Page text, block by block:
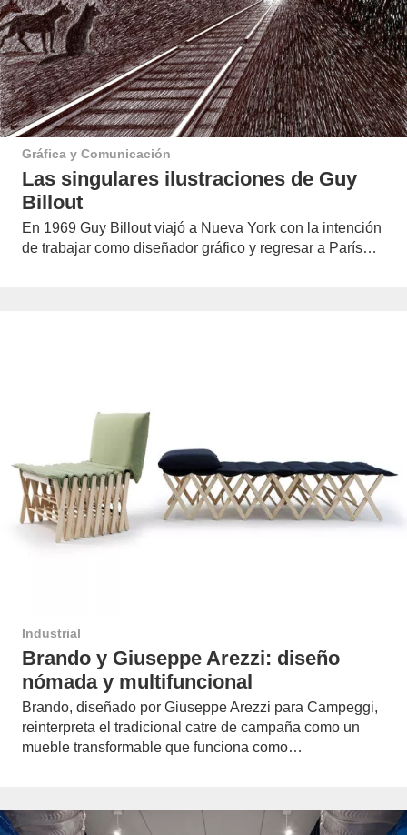
Gráfica y Comunicación
Las singulares ilustraciones de Guy
Billout
En 1969 Guy Billout viajó a Nueva York con la intención
de trabajar como diseñador gráfico y regresar a París…
Industrial
Brando y Giuseppe Arezzi: diseño
nómada y multifuncional
Brando, diseñado por Giuseppe Arezzi para Campeggi,
reinterpreta el tradicional catre de campaña como un
mueble transformable que funciona como…